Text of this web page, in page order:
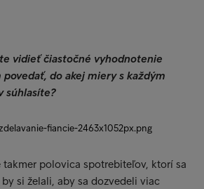
vidieť čiastočné vyhodnotenie
do akej miery s každým
súhlasíte?
takmer polovica spotrebiteľov, ktorí sa
si želali, aby sa dozvedeli viac